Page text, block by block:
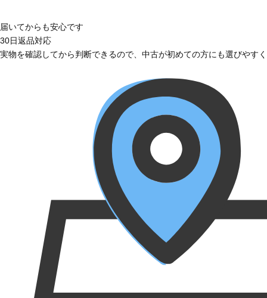
届いてからも安心です
30日返品対応
実物を確認してから判断できるので、中古が初めての方にも選びやす